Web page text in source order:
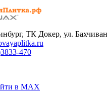
ТК Докер, ул.
470